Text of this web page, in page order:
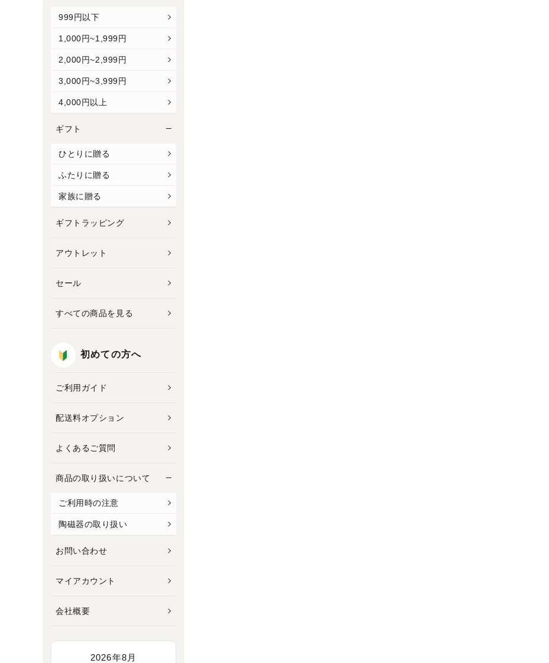
999円以下
1,000円~1,999円
2,000円~2,999円
3,000円~3,999円
4,000円以上
ギフト
ひとりに贈る
ふたりに贈る
家族に贈る
ギフトラッピング
アウトレット
セール
すべての商品を見る
初めての方へ
ご利用ガイド
配送料オプション
よくあるご質問
商品の取り扱いについて
ご利用時の注意
陶磁器の取り扱い
お問い合わせ
マイアカウント
会社概要
2026年8月